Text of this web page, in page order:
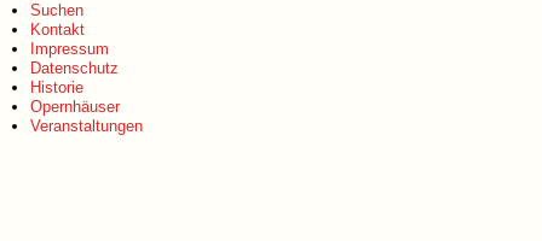
Suchen
Kontakt
Impressum
Datenschutz
Historie
Opernhäuser
Veranstaltungen